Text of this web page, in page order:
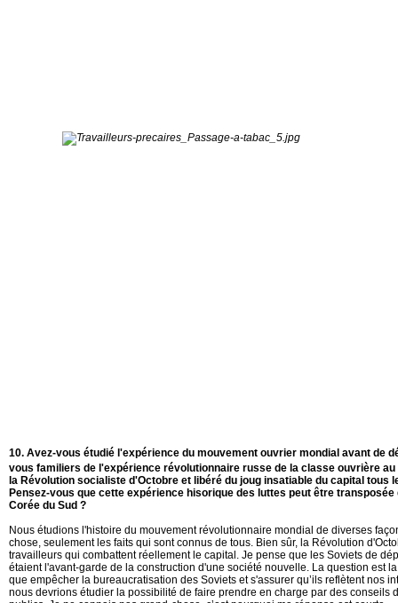
10. Avez-vous étudié l'expérience du mouvement ouvrier mondial avant de
vous familiers de l'expérience révolutionnaire russe de la classe ouvrière au
la Révolution socialiste d'Octobre et libéré du joug insatiable du capital tous
Pensez-vous que cette expérience hisorique des luttes peut être
Corée du Sud ?
Nous étudions l'histoire du mouvement révolutionnaire mondial de diverses
chose, seulement les faits qui sont connus de tous. Bien sûr, la Révolution
travailleurs qui combattent réellement le capital. Je pense que les Soviets de
étaient l'avant-garde de la construction d'une société nouvelle. La question est
que empêcher la bureaucratisation des Soviets et s'assurer qu’ils reflètent nos
nous devrions étudier la possibilité de faire prendre en charge par des conseils